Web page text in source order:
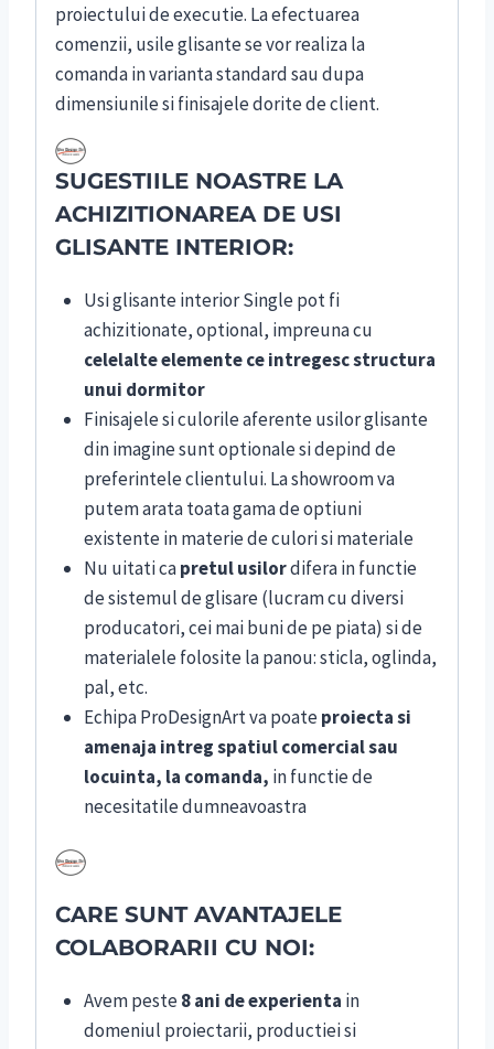
proiectului de executie. La efectuarea
comenzii, usile glisante se vor realiza la
comanda in varianta standard sau dupa
dimensiunile si finisajele dorite de client.
SUGESTIILE NOASTRE LA
ACHIZITIONAREA DE USI
GLISANTE INTERIOR:
Usi glisante interior Single pot fi
achizitionate, optional, impreuna cu
celelalte elemente ce intregesc structura
unui dormitor
Finisajele si culorile aferente usilor glisante
din imagine sunt optionale si depind de
preferintele clientului. La showroom va
putem arata toata gama de optiuni
existente in materie de culori si materiale
Nu uitati capretul usilordifera in functie
de sistemul de glisare (lucram cu diversi
producatori, cei mai buni de pe piata) si de
materialele folosite la panou: sticla, oglinda,
pal, etc.
Echipa ProDesignArt va poateproiecta si
amenaja intreg spatiul comercial sau
locuinta, la comanda, in functie de
necesitatile dumneavoastra
CARE SUNT AVANTAJELE
COLABORARII CU NOI:
Avem peste8 ani de experienta in
domeniul proiectarii, productiei si